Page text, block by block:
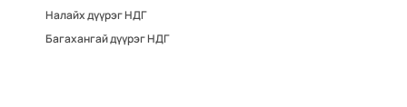
Налайх дүүрэг НДГ
Багахангай дүүрэг НДГ